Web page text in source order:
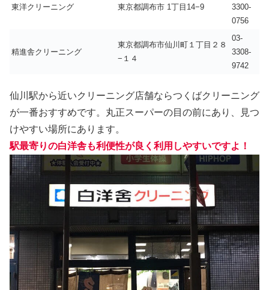
東洋クリーニング 東京都調布市 1丁目14−9
3300-
0756
精進舎クリーニング
東京都調布市仙川町１丁目２８
−１４
03-
3308-
9742
仙川駅から近いクリーニング店舗ならつくばクリーニング
が一番おすすめです。丸正スーパーの目の前にあり、見つ
けやすい場所にあります。
駅最寄りの白洋舎も利便性が良く利用しやすいですよ！